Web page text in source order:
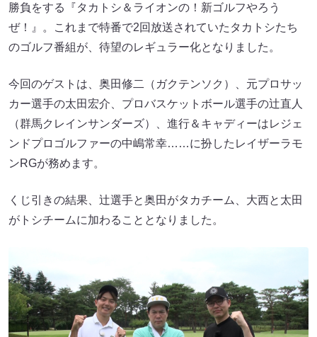
勝負をする『タカトシ＆ライオンの！新ゴルフやろう
ぜ！』。これまで特番で2回放送されていたタカトシたち
のゴルフ番組が、待望のレギュラー化となりました。
今回のゲストは、奥田修二（ガクテンソク）、元プロサッ
カー選手の太田宏介、プロバスケットボール選手の辻直人
（群馬クレインサンダーズ）、進行＆キャディーはレジェ
ンドプロゴルファーの中嶋常幸……に扮したレイザーラモ
ンRGが務めます。
くじ引きの結果、辻選手と奥田がタカチーム、大西と太田
がトシチームに加わることとなりました。